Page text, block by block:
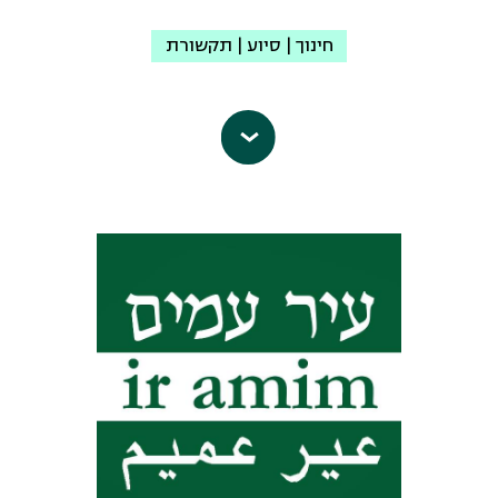
diurtzibury@gmail.com
עמוד הפייסבוק
חינוך | סיוע | תקשורת
סיכוי-אופוק הוא ארגון משותף לערבים
והיהודים בישראל. אנחנו עובדים עם
הערבית מול משרדי ממשלה, גופים
ציבוריים, התקשורת והציבור הרחב, כדי
לחולל שינויי מדיניות שיביאו לשוויון חומרי
ומהותי, לחיים משותפים ולמרחבים
משותפים לאזרחים הערבים-פלסטינים